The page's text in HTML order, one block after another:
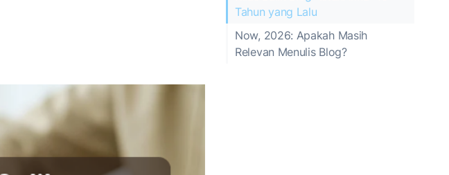
Tahun yang Lalu
Now, 2026: Apakah Masih
Relevan Menulis Blog?